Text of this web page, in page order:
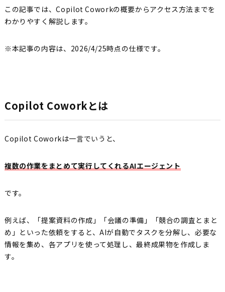
この記事では、Copilot Coworkの概要からアクセス方法までを
わかりやすく解説します。
※本記事の内容は、2026/4/25時点の仕様です。
Copilot Coworkとは
Copilot Coworkは一言でいうと、
複数の作業をまとめて実行してくれるAIエージェント
です。
例えば、「提案資料の作成」「会議の準備」「競合の調査とまと
め」といった依頼をすると、AIが自動でタスクを分解し、必要な
情報を集め、各アプリを使って処理し、最終成果物を作成しま
す。